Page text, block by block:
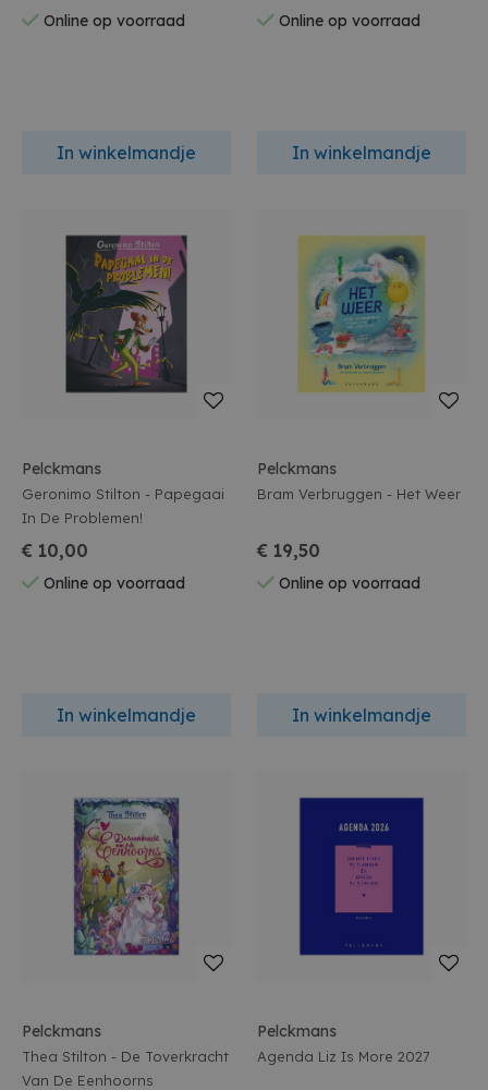
Online op voorraad
In winkelmandje
Online op voorraad
In winkelmandje
Pelckmans
Geronimo Stilton - Papegaai
In De Problemen!
€ 10,00
Online op voorraad
In winkelmandje
Pelckmans
Bram Verbruggen - Het Weer
€ 19,50
Online op voorraad
In winkelmandje
Pelckmans
Thea Stilton - De Toverkracht
Van De Eenhoorns
Pelckmans
Agenda Liz Is More 2027